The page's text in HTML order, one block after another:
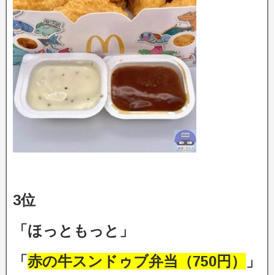
3位
「ほっともっと」
「 赤の牛スンドゥブ弁当（750円） 」